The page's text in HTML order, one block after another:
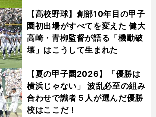
【高校野球】創部10年目の甲子
園初出場がすべてを変えた 健大
高崎・青栁監督が語る「機動破
壊」はこうして生まれた
【夏の甲子園2026】「優勝は
横浜じゃない」 波乱必至の組み
合わせで識者５人が選んだ優勝
校はここだ！